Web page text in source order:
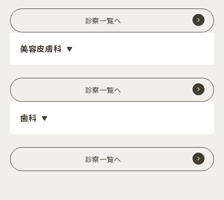
診察一覧へ
美容皮膚科
診察一覧へ
歯科
診察一覧へ